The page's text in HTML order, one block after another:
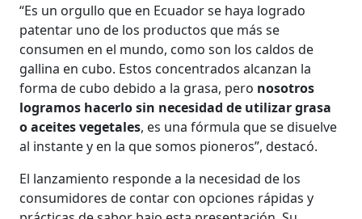
“Es un orgullo que en Ecuador se haya logrado
patentar uno de los productos que más se
consumen en el mundo, como son los caldos de
gallina en cubo. Estos concentrados alcanzan la
forma de cubo debido a la grasa, pero nosotros
logramos hacerlo sin necesidad de utilizar grasa
o aceites vegetales, es una fórmula que se disuelve
al instante y en la que somos pioneros”, destacó.
El lanzamiento responde a la necesidad de los
consumidores de contar con opciones rápidas y